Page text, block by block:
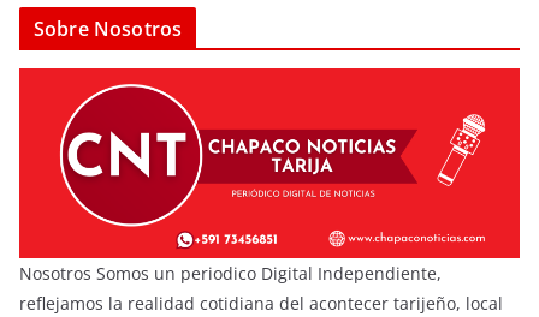
Sobre Nosotros
Nosotros Somos un periodico Digital Independiente,
reflejamos la realidad cotidiana del acontecer tarijeño, local